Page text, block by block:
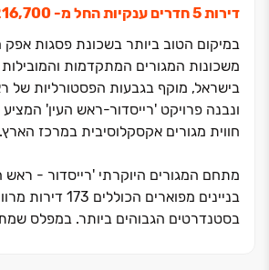
דירות ‏5 חדרים ענקיות החל מ- ‏3,216,700 ‏₪
במיקום הטוב ביותר בשכונת פסגות
משכונות המגורים המתקדמות
בישראל, מוקף בגבעות הפסטורליות של
ונבנה פרויקט 'רייסדור-ראש העין'
חווית מגורים אקסקלוסיבית במרכז הארץ.
בניינים מפוארים
בסטנדרטים הגבוהים ביותר. במפלס